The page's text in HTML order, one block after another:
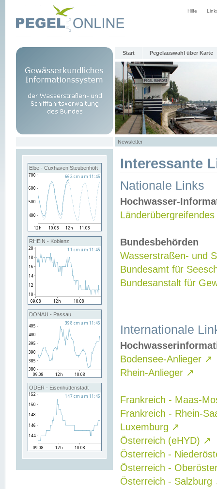
Hilfe
Start Pegelauswahl über Karte
Newsletter
Elbe - Cuxhaven Steubenhöft
RHEIN - Koblenz
DONAU - Passau
ODER - Eisenhüttenstadt
Interessante
Nationale Links
Hochwasser-
Bundesbehörden
Wasserstraßen- und
Bundesamt für
Bundesanstalt für
Internationale
Bodensee-Anlieger ↗
Rhein-Anlieger ↗
Frankreich - Maas-
Frankreich - Rhein-
Luxemburg ↗
Österreich (eHYD) ↗
Österreich -
Österreich -
Österreich - Salzburg